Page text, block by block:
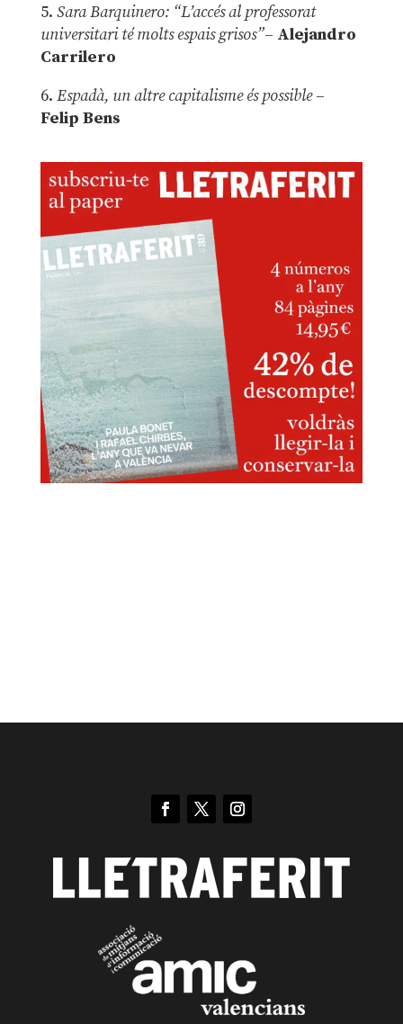
5. Sara Barquinero: “L’accés al professorat
universitari té molts espais grisos”– Alejandro
Carrilero
6. Espadà, un altre capitalisme és possible –
Felip Bens